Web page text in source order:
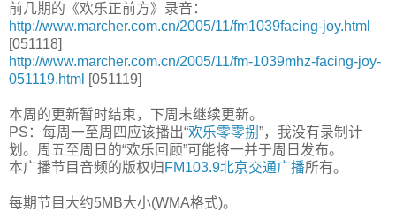
前几期的《欢乐正前方》录音：
http://www.marcher.com.cn/2005/11/fm1039facing-joy.html
[051118]
http://www.marcher.com.cn/2005/11/fm-1039mhz-facing-joy-
051119.html [051119]
本周的更新暂时结束，下周末继续更新。
PS：每周一至周四应该播出“欢乐零零捌”，我没有录制计
划。周五至周日的“欢乐回顾”可能将一并于周日发布。
本广播节目音频的版权归 FM103.9北京交通广播所有。
每期节目大约5MB大小(WMA格式)。